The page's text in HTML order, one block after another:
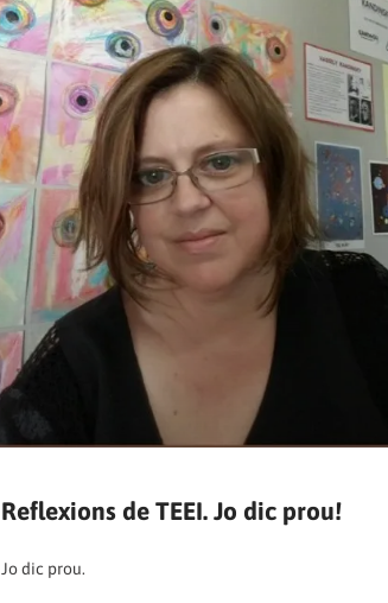
Reflexions de TEEI. Jo dic prou!
Jo dic prou.